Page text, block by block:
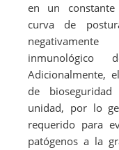
en un
curva de
inmunológico
Adicionalmente,
de
unidad, por lo
requerido para
patógenos a la